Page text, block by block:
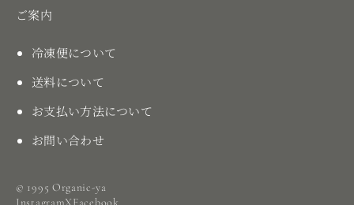
ご案内
冷凍便について
送料について
お支払い方法について
お問い合わせ
© 1995 Organic-ya